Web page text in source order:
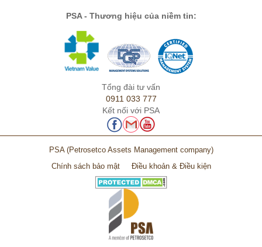
PSA - Thương hiệu của niềm tin:
Tổng đài tư vấn
0911 033 777
Kết nối với PSA
PSA (Petrosetco Assets Management company)
Chính sách bảo mật
Điều khoản & Điều kiện